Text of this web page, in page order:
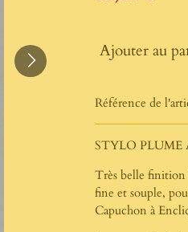
Ajouter au
Référence de
STYLO PLUME
Très belle finition
fine et souple,
Capuchon à